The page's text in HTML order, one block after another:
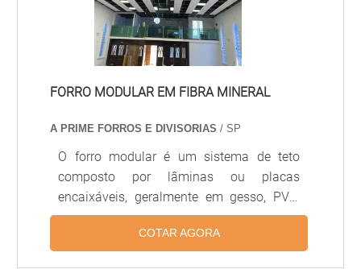
conforto e segurança aos frequentadores
do ambiente e oferece as segu.
FORRO MODULAR EM FIBRA MINERAL
A PRIME FORROS E DIVISORIAS / SP
O forro modular é um sistema de teto
composto por lâminas ou placas
encaixáveis, geralmente em gesso, PVC,
alumínio ou fibra mineral, projetado para
facilitar a instalação, manutenção e
COTAR AGORA